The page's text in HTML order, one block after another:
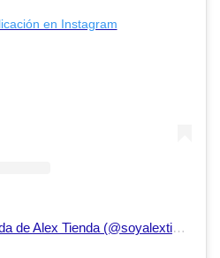
en Instagram
Una publicación compartida de Alex Tienda (@soyalextienda)